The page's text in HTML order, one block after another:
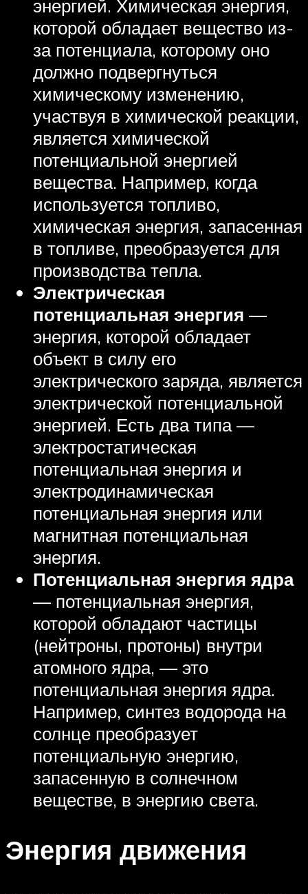
энергией. Химическая энергия,
которой обладает вещество из-
за потенциала, которому оно
должно подвергнуться
химическому изменению,
участвуя в химической реакции,
является химической
потенциальной энергией
вещества. Например, когда
используется топливо,
химическая энергия, запасенная
в топливе, преобразуется для
производства тепла.
Электрическая
потенциальная энергия —
энергия, которой обладает
объект в силу его
электрического заряда, является
электрической потенциальной
энергией. Есть два типа —
электростатическая
потенциальная энергия и
электродинамическая
потенциальная энергия или
магнитная потенциальная
энергия.
Потенциальная энергия ядра
— потенциальная энергия,
которой обладают частицы
(нейтроны, протоны) внутри
атомного ядра, — это
потенциальная энергия ядра.
Например, синтез водорода на
солнце преобразует
потенциальную энергию,
запасенную в солнечном
веществе, в энергию света.
Энергия движения